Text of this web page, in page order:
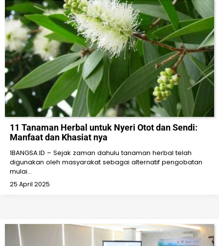
11 Tanaman Herbal untuk Nyeri Otot dan Sendi:
Manfaat dan Khasiat nya
1BANGSA.ID – Sejak zaman dahulu tanaman herbal telah
digunakan oleh masyarakat sebagai alternatif pengobatan
mulai…
25 April 2025